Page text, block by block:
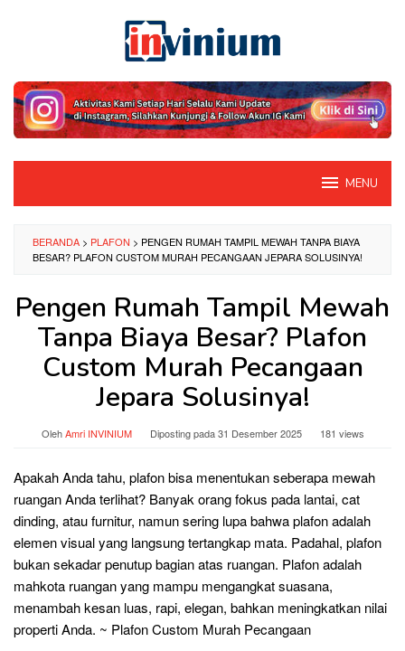
MENU
BERANDA > PLAFON > PENGEN RUMAH TAMPIL MEWAH TANPA BIAYA
BESAR? PLAFON CUSTOM MURAH PECANGAAN JEPARA SOLUSINYA!
Pengen Rumah Tampil Mewah
Tanpa Biaya Besar? Plafon
Custom Murah Pecangaan
Jepara Solusinya!
OlehAmri INVINIUM Diposting pada31 Desember 2025 181 views
Apakah Anda tahu, plafon bisa menentukan seberapa mewah
ruangan Anda terlihat? Banyak orang fokus pada lantai, cat
dinding, atau furnitur, namun sering lupa bahwa plafon adalah
elemen visual yang langsung tertangkap mata. Padahal, plafon
bukan sekadar penutup bagian atas ruangan. Plafon adalah
mahkota ruangan yang mampu mengangkat suasana,
menambah kesan luas, rapi, elegan, bahkan meningkatkan nilai
properti Anda. ~ Plafon Custom Murah Pecangaan